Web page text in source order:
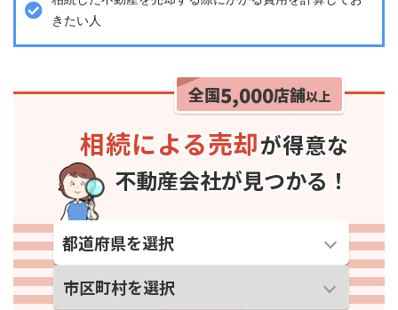
きたい人